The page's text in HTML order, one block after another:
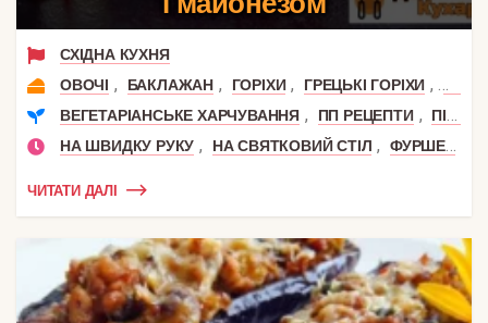
СХІДНА КУХНЯ
ОВОЧІ , БАКЛАЖАН , ГОРІХИ , ГРЕЦЬКІ ГОРІХИ ,
ВЕГЕТАРІАНСЬКЕ ХАРЧУВАННЯ , ПП РЕЦЕПТИ ,
ПІСНІ СТРАВИ
НА ШВИДКУ РУКУ , НА СВЯТКОВИЙ СТІЛ , ФУРШЕТ
ЧИТАТИ ДАЛІ